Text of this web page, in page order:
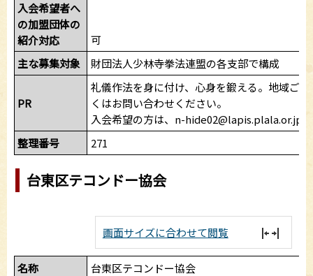
入会希望者へ
の加盟団体の
紹介対応
可
主な募集対象
財団法人少林寺拳法連盟の各支部で構成
PR
礼儀作法を身に付け、心身を鍛える。地域ご
くはお問い合わせください。
入会希望の方は、n-hide02@lapis.plala.or.jp
整理番号
271
台東区テコンドー協会
画面サイズに合わせて閲覧
名称
台東区テコンドー協会